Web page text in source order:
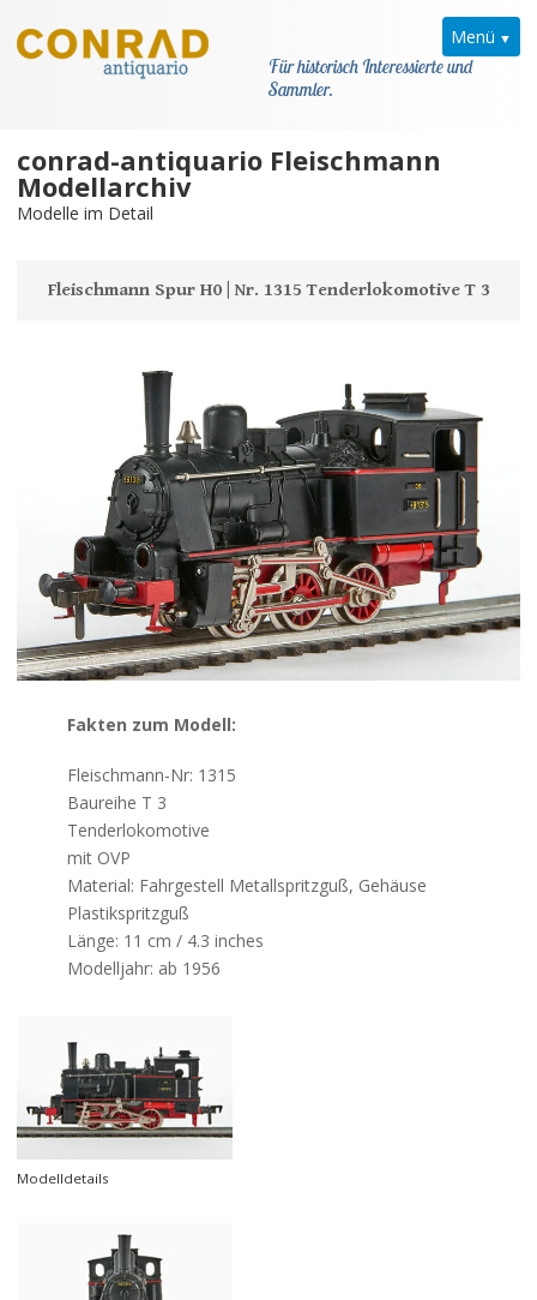
Für historisch Interessierte und
Sammler.
Home
News
Kataloge
Kontakt
Menü
conrad-antiquario Fleischmann
Modellarchiv
Modelle im Detail
Fleischmann Spur H0 | Nr. 1315 Tenderlokomotive T 3
Fakten zum Modell:
Fleischmann-Nr: 1315
Baureihe T 3
Tenderlokomotive
mit OVP
Material: Fahrgestell Metallspritzguß, Gehäuse
Plastikspritzguß
Länge: 11 cm / 4.3 inches
Modelljahr: ab 1956
Modelldetails